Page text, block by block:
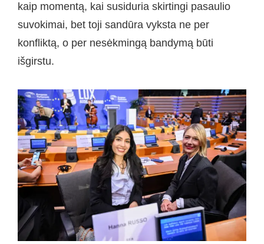
kaip momentą, kai susiduria skirtingi pasaulio
suvokimai, bet toji sandūra vyksta ne per
konfliktą, o per nesėkmingą bandymą būti
išgirstu.